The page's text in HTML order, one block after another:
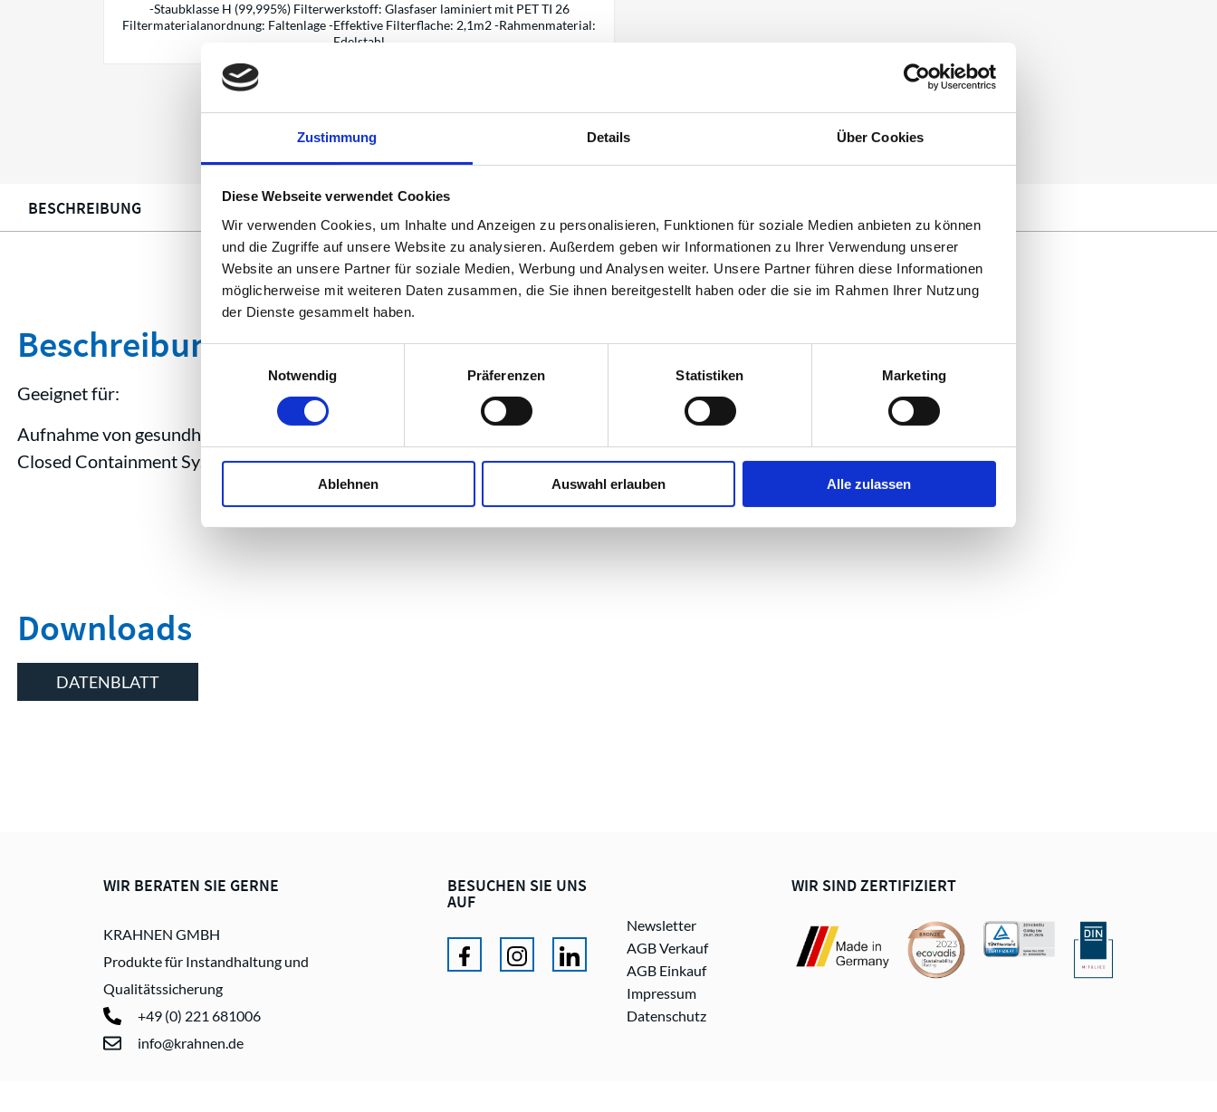
Zustimmung Details Über Cookies
Diese Webseite verwendet Cookies
Wir verwenden Cookies, um Inhalte und Anzeigen zu personalisieren, Funktionen für soziale Medien anbieten zu können
und die Zugriffe auf unsere Website zu analysieren. Außerdem geben wir Informationen zu Ihrer Verwendung unserer
Website an unsere Partner für soziale Medien, Werbung und Analysen weiter. Unsere Partner führen diese Informationen
möglicherweise mit weiteren Daten zusammen, die Sie ihnen bereitgestellt haben oder die sie im Rahmen Ihrer Nutzung
der Dienste gesammelt haben.
Notwendig
Präferenzen Statistiken Marketing
Ablehnen Auswahl erlauben Alle zulassen
-Staubklasse H (99,995%) Filterwerkstoff: Glasfaser laminiert mit PET TI 26
Filtermaterialanordnung: Faltenlage -Effektive Filterflache: 2,1m2 -Rahmenmaterial:
Edelstahl
BESCHREIBUNG DOWNLOADS
Beschreibung
Geeignet für:
Aufnahme von gesundheitsgefährdenden Stoffen.
Closed Containment System (CCS)
Downloads
DATENBLATT
WIR BERATEN SIE GERNE
KRAHNEN GMBH
Produkte für Instandhaltung und
Qualitätssicherung
+49 (0) 221 681006
info@krahnen.de
BESUCHEN SIE UNS
AUF
Newsletter
AGB Verkauf
AGB Einkauf
Impressum
Datenschutz
WIR SIND ZERTIFIZIERT